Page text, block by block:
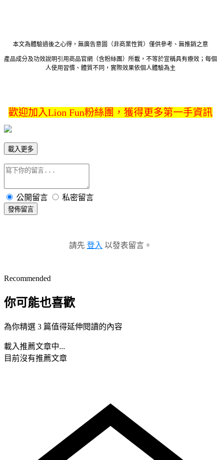
本文為體驗過後之心得，無廣告意圖（非商業性質）僅供參考、無推銷之意
產品成分及功效說明引用商品官網（含粉絲團）所載，不等於宣稱具有療效；每個
人使用習慣、體質不同，實際效果依個人體驗為主
歡迎加入Lion Fun粉絲團，獲得更多第一手資訊
載入更多
公開留言 私密留言
發佈留言
請先 登入 以發表留言。
Recommended
你可能也喜歡
為你精選 3 篇值得延伸閱讀的內容
載入推薦文章中...
目前沒有推薦文章